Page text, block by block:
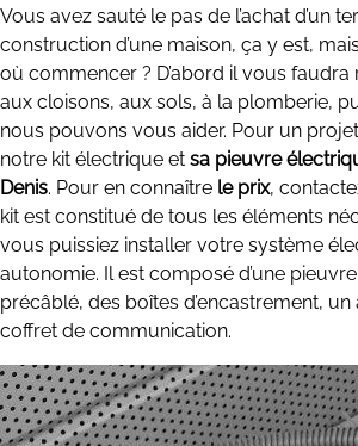
Vous avez sauté le pas de l’achat d’un
construction d’une maison, ça y est,
où commencer ? D’abord il vous faudra
aux cloisons, aux sols, à la plomberie,
nous pouvons vous aider. Pour un
notre kit électrique et sa pieuvre
Denis. Pour en connaître le prix,
kit est constitué de tous les éléments
vous puissiez installer votre système
autonomie. Il est composé d’une
précâblé, des boîtes d’encastrement,
coffret de communication.